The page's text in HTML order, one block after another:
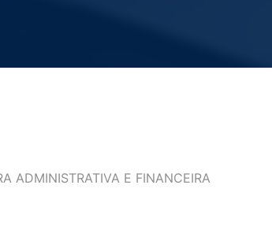
ADMINISTRATIVA E FINANCEIRA